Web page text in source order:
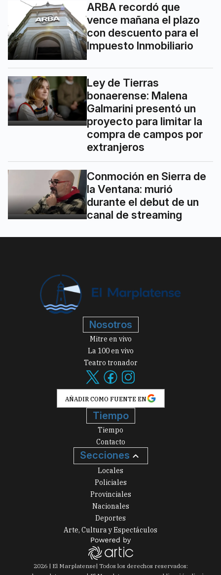
ARBA recordó que
vence mañana el plazo
con descuento para el
Impuesto Inmobiliario
Ley de Tierras
bonaerense: Malena
Galmarini presentó un
proyecto para limitar la
compra de campos por
extranjeros
Conmoción en Sierra de
la Ventana: murió
durante el debut de un
canal de streaming
Nosotros
Mitre en vivo
La 100 en vivo
Teatro tronador
AÑADIR COMO FUENTE EN
Tiempo
Tiempo
Contacto
Secciones
Locales
Policiales
Provinciales
Nacionales
Deportes
Arte, Cultura y Espectáculos
2026| El Marplatense| Todos los derechos reservados: